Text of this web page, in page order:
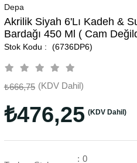
Depa
Akrilik Siyah 6'lı Kadeh &
Bardağı 450 Ml ( Cam
(6736DP6)
₺666,75 (KDV Dahil)
₺476,25 (KDV Dahil)
: 0